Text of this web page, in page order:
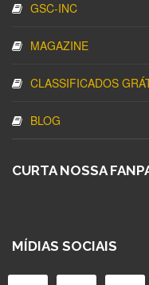
GSC-INC
MAGAZINE
CLASSIFICADOS
BLOG
CURTA NOSSA
MÍDIAS SOCIAIS